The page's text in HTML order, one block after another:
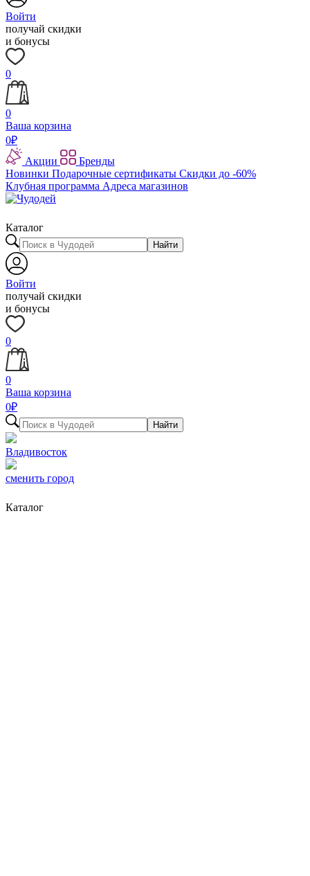
Войти
получай скидки
и бонусы
0
0
Ваша корзина
0₽
Акции
Бренды
Новинки Подарочные сертификаты Скидки до -60%
Клубная программа Адреса магазинов
Каталог
Найти
Войти
получай скидки
и бонусы
0
0
Ваша корзина
0₽
Найти
Владивосток
сменить город
Каталог